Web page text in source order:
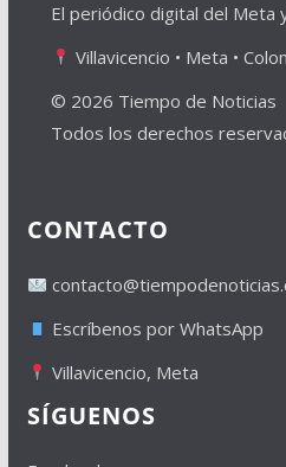
El periódico digital del Meta
Villavicencio • Meta •
© 2026 Tiempo de Noticias
Todos los derechos
CONTACTO
Escríbenos por WhatsApp
Villavicencio, Meta
SÍGUENOS